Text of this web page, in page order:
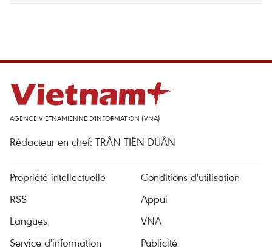
AGENCE VIETNAMIENNE D'INFORMATION (VNA)
Rédacteur en chef: TRÂN TIÊN DUÂN
Propriété intellectuelle
Conditions d'utilisation
RSS
Appui
Langues
VNA
Service d'information
Publicité